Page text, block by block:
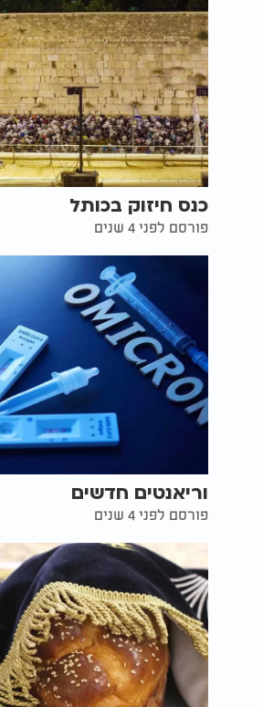
כנס חיזוק בכותל
פורסם לפני 4 שנים
וריאנטים חדשים
פורסם לפני 4 שנים